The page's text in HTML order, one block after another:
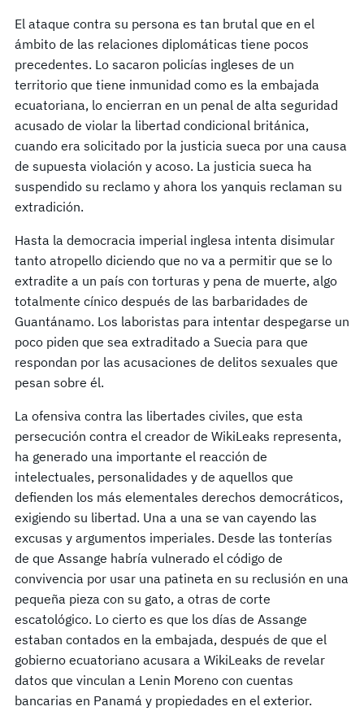
El ataque contra su persona es tan brutal que en el
ámbito de las relaciones diplomáticas tiene pocos
precedentes. Lo sacaron policías ingleses de un
territorio que tiene inmunidad como es la embajada
ecuatoriana, lo encierran en un penal de alta seguridad
acusado de violar la libertad condicional británica,
cuando era solicitado por la justicia sueca por una causa
de supuesta violación y acoso. La justicia sueca ha
suspendido su reclamo y ahora los yanquis reclaman su
extradición.
Hasta la democracia imperial inglesa intenta disimular
tanto atropello diciendo que no va a permitir que se lo
extradite a un país con torturas y pena de muerte, algo
totalmente cínico después de las barbaridades de
Guantánamo. Los laboristas para intentar despegarse un
poco piden que sea extraditado a Suecia para que
respondan por las acusaciones de delitos sexuales que
pesan sobre él.
La ofensiva contra las libertades civiles, que esta
persecución contra el creador de WikiLeaks representa,
ha generado una importante el reacción de
intelectuales, personalidades y de aquellos que
defienden los más elementales derechos democráticos,
exigiendo su libertad. Una a una se van cayendo las
excusas y argumentos imperiales. Desde las tonterías
de que Assange habría vulnerado el código de
convivencia por usar una patineta en su reclusión en una
pequeña pieza con su gato, a otras de corte
escatológico. Lo cierto es que los días de Assange
estaban contados en la embajada, después de que el
gobierno ecuatoriano acusara a WikiLeaks de revelar
datos que vinculan a Lenin Moreno con cuentas
bancarias en Panamá y propiedades en el exterior.